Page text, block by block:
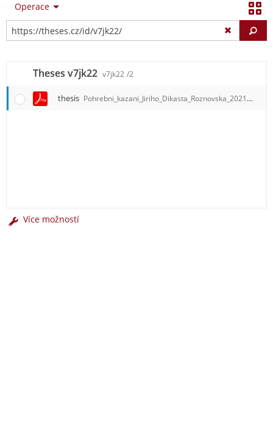
Operace
Theses v7jk22 v7jk22 /2
thesis Pohrebni_kazani_Jiriho_Dikasta_Roznovska_2021_.pdf
Více možností